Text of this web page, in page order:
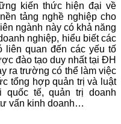
kiến thức hiện đại về
tảng nghề nghiệp cho
ngành này có khả năng
nghiệp, hiểu biết các
liên quan đến các yếu tố
đào tạo duy nhất tại ĐH
ra trường có thể làm việc
tổng hợp quản trị và luật
quốc tế, quản trị doanh
vấn kinh doanh…